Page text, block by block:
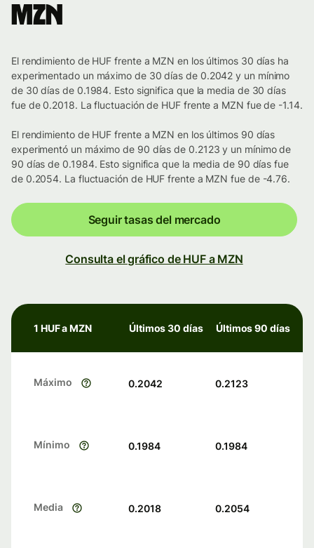
MZN
El rendimiento de HUF frente a MZN en los últimos 30 días ha
experimentado un máximo de 30 días de 0.2042 y un mínimo
de 30 días de 0.1984. Esto significa que la media de 30 días
fue de 0.2018. La fluctuación de HUF frente a MZN fue de -1.14.
El rendimiento de HUF frente a MZN en los últimos 90 días
experimentó un máximo de 90 días de 0.2123 y un mínimo de
90 días de 0.1984. Esto significa que la media de 90 días fue
de 0.2054. La fluctuación de HUF frente a MZN fue de -4.76.
Seguir tasas del mercado
Consulta el gráfico de HUF a MZN
1 HUF a MZN Últimos 30 días Últimos 90 días
Máximo 0.2042 0.2123
Mínimo 0.1984 0.1984
Media 0.2018 0.2054